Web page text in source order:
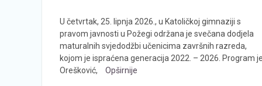
U četvrtak, 25. lipnja 2026., u Katoličkoj gimnaziji s
pravom javnosti u Požegi održana je svečana dodjela
maturalnih svjedodžbi učenicima završnih razreda,
kojom je ispraćena generacija 2022. – 2026.
Orešković,
Opširnije